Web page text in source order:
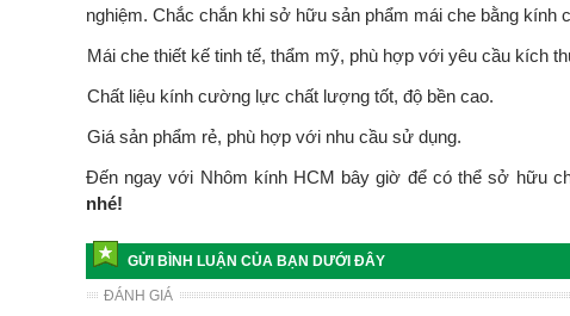
nghiệm. Chắc chắn khi sở hữu sản phẩm mái che bằng
Mái che thiết kế tinh tế, thẩm mỹ, phù hợp với yêu cầu kích
Chất liệu kính cường lực chất lượng tốt, độ bền cao.
Giá sản phẩm rẻ, phù hợp với nhu cầu sử dụng.
Đến ngay với Nhôm kính HCM bây giờ để có thể sở hữu
nhé!
GỬI BÌNH LUẬN CỦA BẠN DƯỚI ĐÂY
ĐÁNH GIÁ